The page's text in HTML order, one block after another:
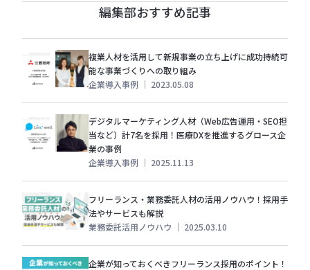
編集部おすすめ記事
複業人材を活用して新規事業の立ち上げに成功持続可
能な事業づくりへの取り組み
企業導入事例 ｜ 2023.05.08
デジタルマーケティング人材（Web広告運用・SEO担
当など）計7名を採用！医療DXを推進するグロース企
業の事例
企業導入事例 ｜ 2025.11.13
フリーランス・業務委託人材の活用ノウハウ！採用手
法やサービスも解説
業務委託活用ノウハウ ｜ 2025.03.10
企業が知っておくべきフリーランス採用のポイント！